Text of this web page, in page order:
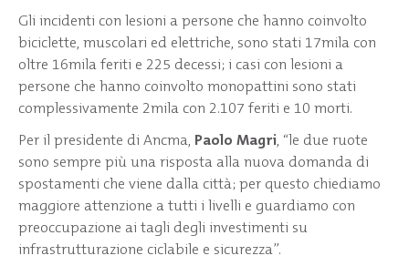
Gli incidenti con lesioni a persone che hanno coinvolto
biciclette, muscolari ed elettriche, sono stati 17mila con
oltre 16mila feriti e 225 decessi; i casi con lesioni a
persone che hanno coinvolto monopattini sono stati
complessivamente 2mila con 2.107 feriti e 10 morti.
Per il presidente di Ancma, Paolo Magri, “le due ruote
sono sempre più una risposta alla nuova domanda di
spostamenti che viene dalla città; per questo chiediamo
maggiore attenzione a tutti i livelli e guardiamo con
preoccupazione ai tagli degli investimenti su
infrastrutturazione ciclabile e sicurezza”.